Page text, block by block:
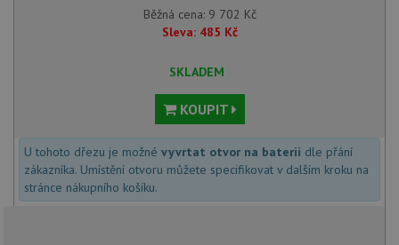
Běžná cena: 9 702 Kč
Sleva: 485 Kč
SKLADEM
KOUPIT
U tohoto dřezu je možné vyvrtat otvor na baterii dle přání
zákazníka. Umístění otvoru můžete specifikovat v dalším kroku na
stránce nákupního košíku.